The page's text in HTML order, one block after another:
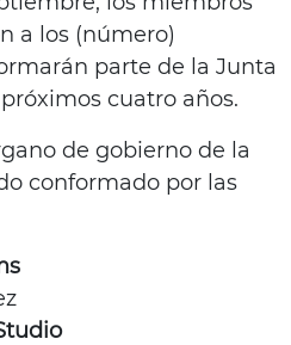
a los (número)
parte de la Junta
cuatro años.
de gobierno de la
conformado por las